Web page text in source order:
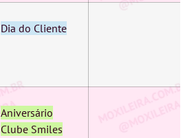
Dia do Cliente
Aniversário
Clube Smiles